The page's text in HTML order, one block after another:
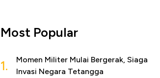
Most Popular
1.
Momen Militer Mulai Bergerak, Siaga
Invasi Negara Tetangga